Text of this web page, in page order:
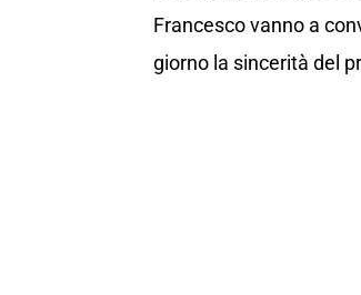
Francesco vanno a
giorno la sincerità del